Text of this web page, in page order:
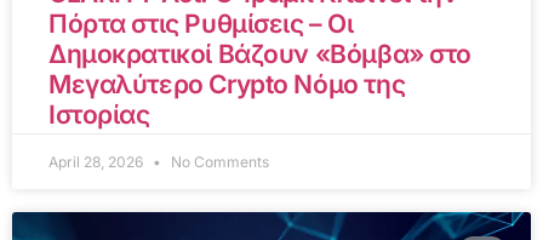
Πόρτα στις Ρυθμίσεις – Οι
Δημοκρατικοί Βάζουν «Βόμβα» στο
Μεγαλύτερο Crypto Νόμο της
Ιστορίας
April 28, 2026 No Comments